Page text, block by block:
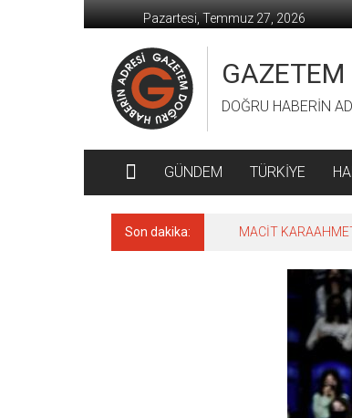
geç
Pazartesi, Temmuz 27, 2026
GAZETEM
DOĞRU HABERİN
GÜNDEM TÜRKİYE
Son dakika: MACİT